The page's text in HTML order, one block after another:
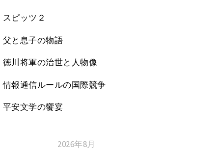
スピッツ２
父と息子の物語
徳川将軍の治世と人物像
情報通信ルールの国際競争
平安文学の饗宴
2026年8月